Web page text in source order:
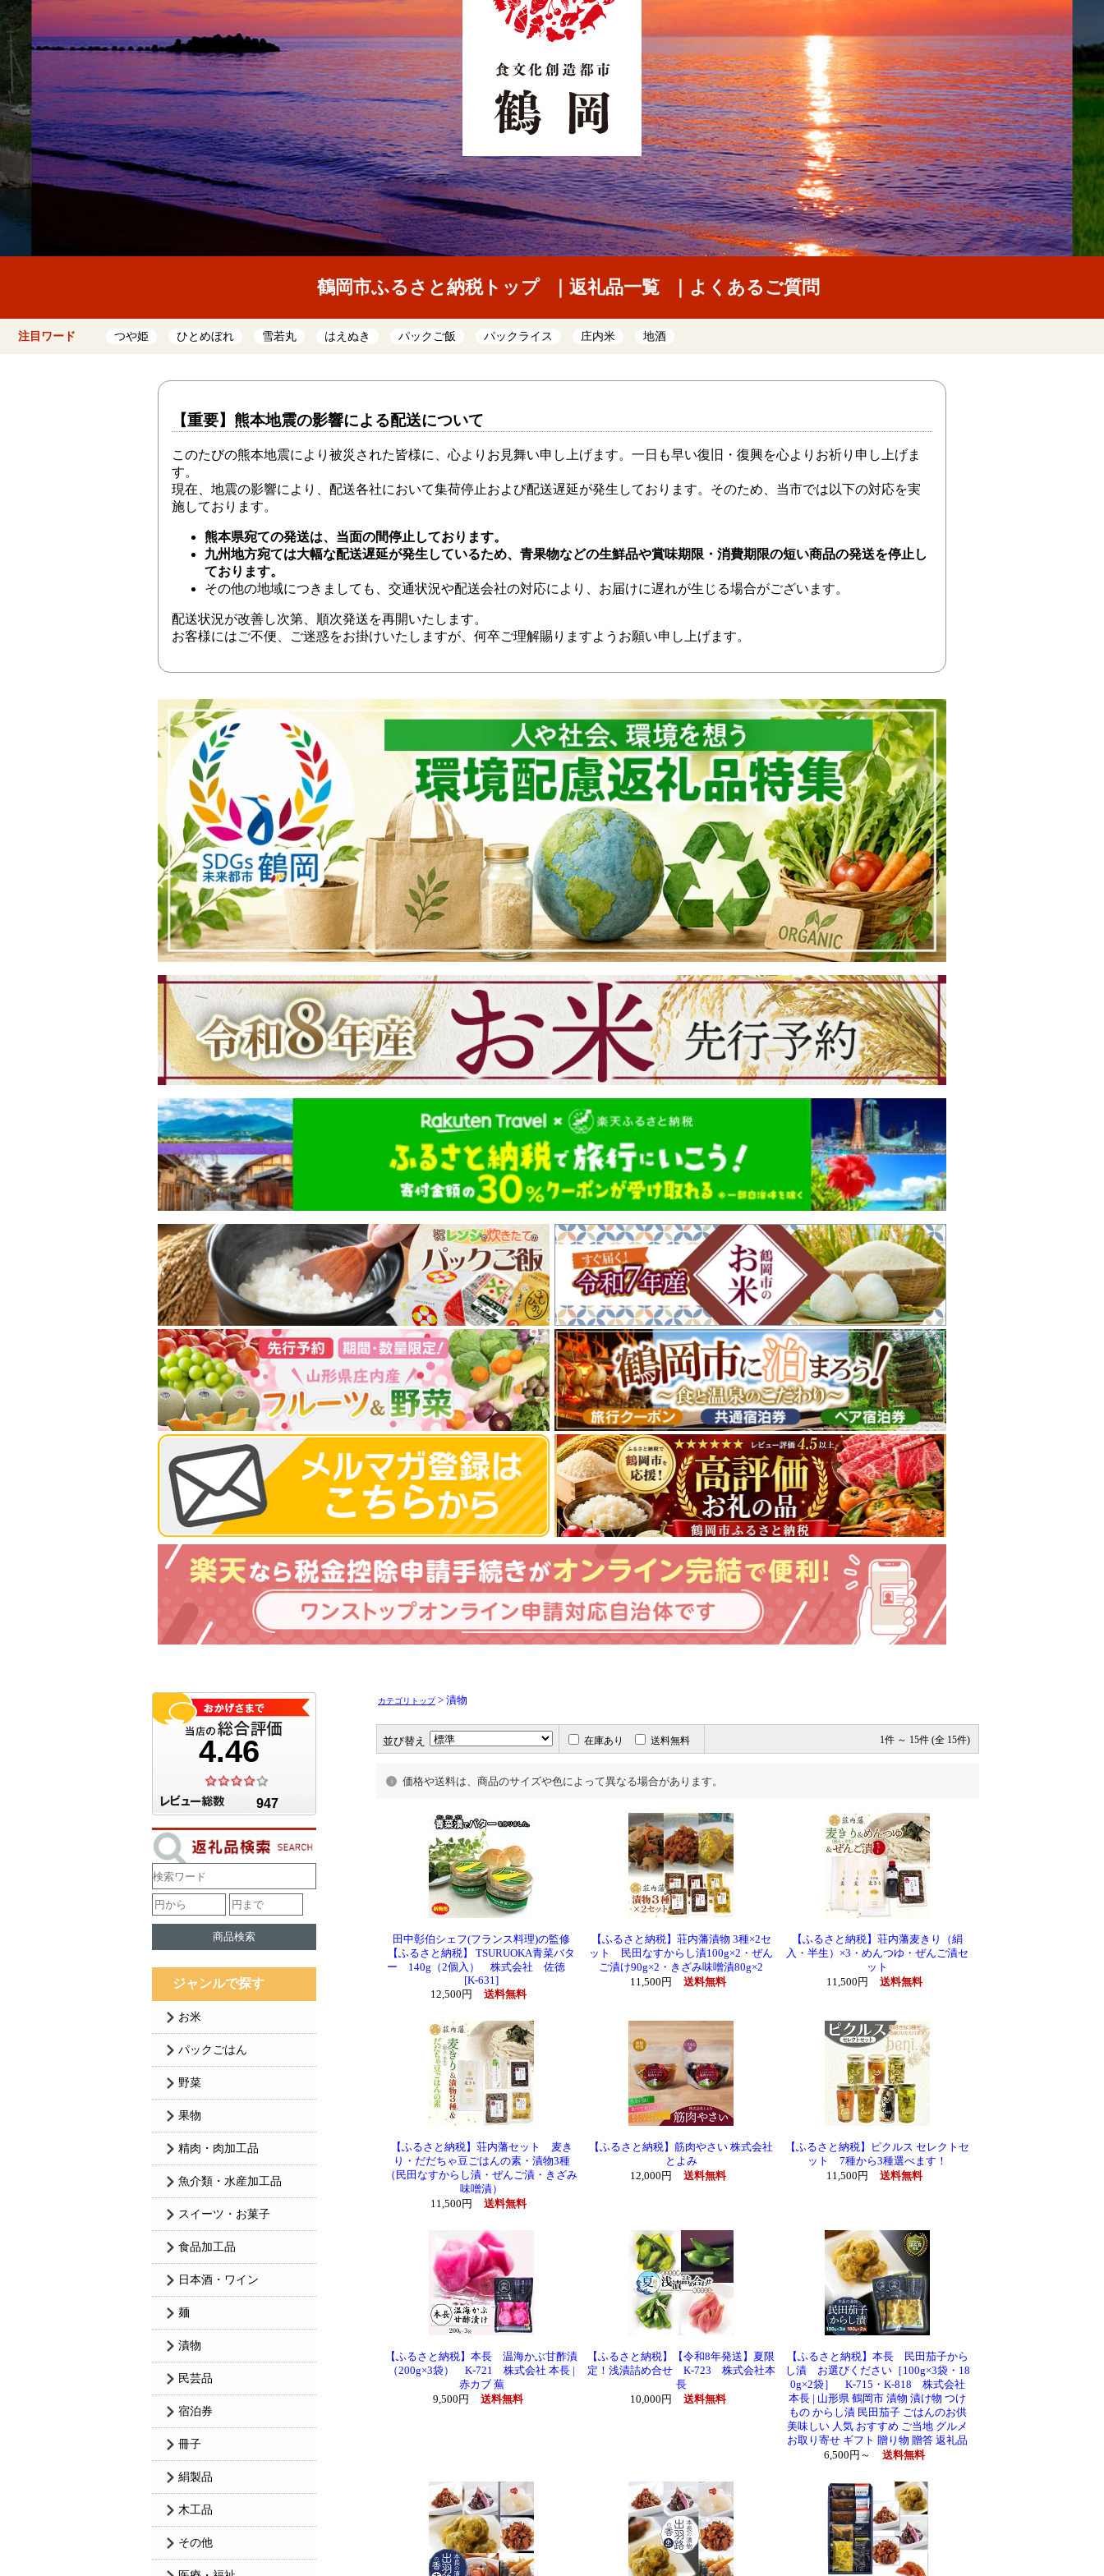
鶴岡市ふるさと納税トップ 返礼品一覧 よくあるご質問
注目ワード つや姫 ひとめぼれ 雪若丸 はえぬき パックご飯 パックライス 庄内米 地酒
【重要】熊本地震の影響による配送について
このたびの熊本地震により被災された皆様に、心よりお見舞い申し上げます。一日も早い復旧・復興を心よりお祈り申し上げま
す。
現在、地震の影響により、配送各社において集荷停止および配送遅延が発生しております。そのため、当市では以下の対応を実
施しております。
熊本県宛ての発送は、当面の間停止しております。
九州地方宛ては大幅な配送遅延が発生しているため、青果物などの生鮮品や賞味期限・消費期限の短い商品の発送を停止し
ております。
その他の地域につきましても、交通状況や配送会社の対応により、お届けに遅れが生じる場合がございます。
配送状況が改善し次第、順次発送を再開いたします。
お客様にはご不便、ご迷惑をお掛けいたしますが、何卒ご理解賜りますようお願い申し上げます。
ジャンルで探す
お米
パックごはん
野菜
果物
精肉・肉加工品
魚介類・水産加工品
スイーツ・お菓子
食品加工品
日本酒・ワイン
麺
漬物
民芸品
宿泊券
冊子
絹製品
木工品
その他
カテゴリトップ> 漬物
並び替え 在庫あり 送料無料 1件 ～ 15件 (全 15件)
価格や送料は、商品のサイズや色によって異なる場合があります。
田中彰伯シェフ(フランス料理)の監修
【ふるさと納税】 TSURUOKA青菜バタ
ー 140g（2個入） 株式会社 佐徳
[K-631]
12,500円
送料無料
【ふるさと納税】荘内藩漬物 3種×2セ
ット 民田なすからし漬100g×2・ぜん
ご漬け90g×2・きざみ味噌漬80g×2
11,500円
送料無料
【ふるさと納税】荘内藩麦きり（絹
入・半生）×3・めんつゆ・ぜんご漬セ
ット
11,500円
送料無料
【ふるさと納税】荘内藩セット 麦き
り・だだちゃ豆ごはんの素・漬物3種
（民田なすからし漬・ぜんご漬・きざみ
味噌漬）
11,500円
送料無料
【ふるさと納税】筋肉やさい 株式会社
とよみ
12,000円
送料無料
【ふるさと納税】ピクルス セレクトセ
ット 7種から3種選べます！
11,500円
送料無料
【ふるさと納税】本長 温海かぶ甘酢漬
（200g×3袋） K-721 株式会社 本長 |
赤カブ 蕪
9,500円
送料無料
【ふるさと納税】【令和8年発送】夏限
定！浅漬詰め合せ K-723 株式会社本
長
10,000円
送料無料
【ふるさと納税】本長 民田茄子から
し漬 お選びください［100g×3袋・18
0g×2袋］ K-715・K-818 株式会社
本長 | 山形県 鶴岡市 漬物 漬け物 つけ
もの からし漬 民田茄子 ごはんのお供
美味しい 人気 おすすめ ご当地 グルメ
お取り寄せ ギフト 贈り物 贈答 返礼品
6,500円～
送料無料